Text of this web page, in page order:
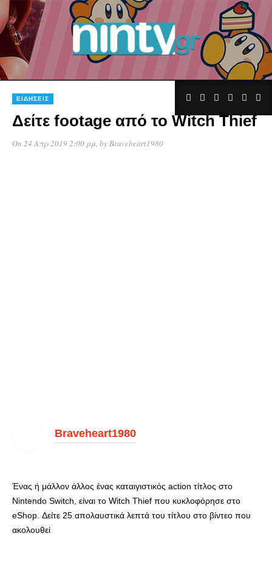
ΕΙΔΉΣΕΙΣ
Δείτε footage από το Witch Thief
On 24 Απρ 2019 2:00 μμ , by Braveheart1980
Braveheart1980
Ένας ή μάλλον άλλος ένας καταιγιστικός action τίτλος στο
Nintendo Switch, είναι το Witch Thief που κυκλοφόρησε στο
eShop. Δείτε 25 απολαυστικά λεπτά του τίτλου στο βίντεο που
ακολουθεί